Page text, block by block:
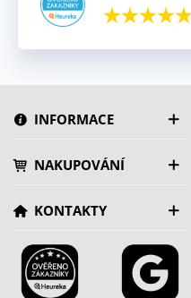
INFORMACE
NAKUPOVÁNÍ
KONTAKTY